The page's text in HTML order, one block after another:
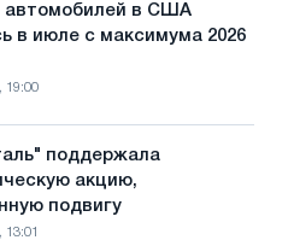
автомобилей в США
в июле с максимума 2026
19:00
поддержала
акцию,
подвигу
13:01